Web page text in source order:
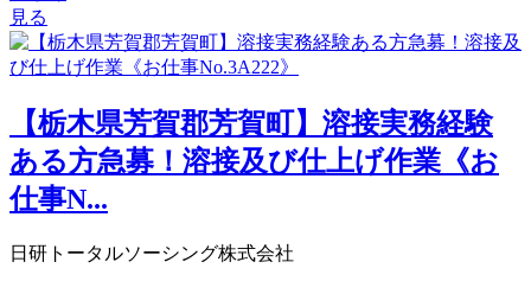
見る
【栃木県芳賀郡芳賀町】溶接実務経験
ある方急募！溶接及び仕上げ作業《お
仕事N...
日研トータルソーシング株式会社